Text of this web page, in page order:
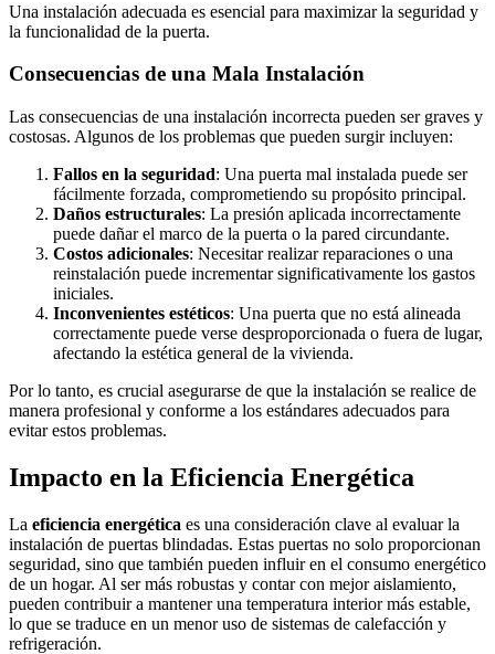
Una instalación adecuada es esencial para maximizar la seguridad y
la funcionalidad de la puerta.
Consecuencias de una Mala Instalación
Las consecuencias de una instalación incorrecta pueden ser graves y
costosas. Algunos de los problemas que pueden surgir incluyen:
Fallos en la seguridad: Una puerta mal instalada puede ser
fácilmente forzada, comprometiendo su propósito principal.
Daños estructurales: La presión aplicada incorrectamente
puede dañar el marco de la puerta o la pared circundante.
Costos adicionales: Necesitar realizar reparaciones o una
reinstalación puede incrementar significativamente los gastos
iniciales.
Inconvenientes estéticos: Una puerta que no está alineada
correctamente puede verse desproporcionada o fuera de lugar,
afectando la estética general de la vivienda.
Por lo tanto, es crucial asegurarse de que la instalación se realice de
manera profesional y conforme a los estándares adecuados para
evitar estos problemas.
Impacto en la Eficiencia Energética
La eficiencia energética es una consideración clave al evaluar la
instalación de puertas blindadas. Estas puertas no solo proporcionan
seguridad, sino que también pueden influir en el consumo energético
de un hogar. Al ser más robustas y contar con mejor aislamiento,
pueden contribuir a mantener una temperatura interior más estable,
lo que se traduce en un menor uso de sistemas de calefacción y
refrigeración.